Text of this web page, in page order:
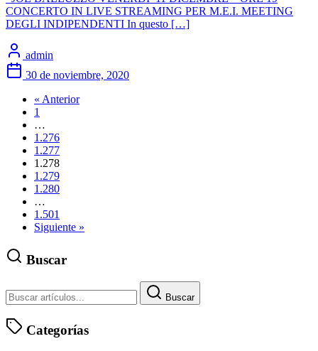
CONCERTO IN LIVE STREAMING PER M.E.I. MEETING
DEGLI INDIPENDENTI In questo […]
admin
30 de noviembre, 2020
« Anterior
1
…
1.276
1.277
1.278
1.279
1.280
…
1.501
Siguiente »
Buscar
Buscar
Categorías